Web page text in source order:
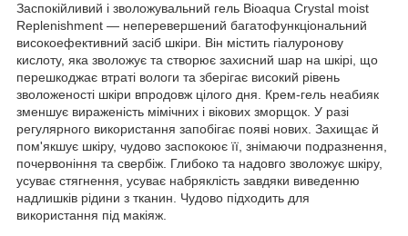
Заспокійливий і зволожувальний гель Bioaqua Crystal moist
Replenishment — неперевершений багатофункціональний
високоефективний засіб шкіри. Він містить гіалуронову
кислоту, яка зволожує та створює захисний шар на шкірі, що
перешкоджає втраті вологи та зберігає високий рівень
зволоженості шкіри впродовж цілого дня. Крем-гель неабияк
зменшує вираженість мімічних і вікових зморщок. У разі
регулярного використання запобігає появі нових. Захищає й
пом'якшує шкіру, чудово заспокоює її, знімаючи подразнення,
почервоніння та свербіж. Глибоко та надовго зволожує шкіру,
усуває стягнення, усуває набряклість завдяки виведенню
надлишків рідини з тканин. Чудово підходить для
використання під макіяж.